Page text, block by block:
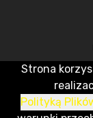
CMS & Hosting: Nefeni
Strona
Polityką